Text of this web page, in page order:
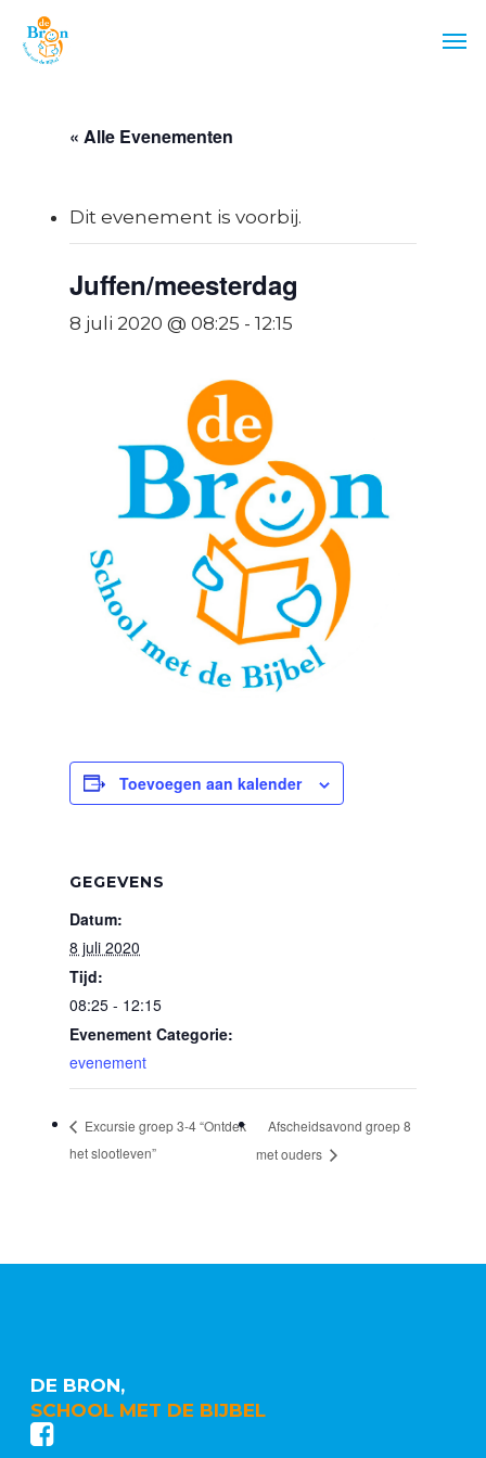
main
« Alle Evenementen
Dit evenement is voorbij.
Juffen/meesterdag
8 juli 2020 @ 08:25 - 12:15
Toevoegen aan kalender
GEGEVENS
Datum:
8 juli 2020
Tijd:
08:25 - 12:15
Evenement Categorie:
evenement
Excursie groep 3-4 “Ontdek
het slootleven”
Afscheidsavond groep 8
met ouders
DE BRON,
SCHOOL MET DE BIJBEL